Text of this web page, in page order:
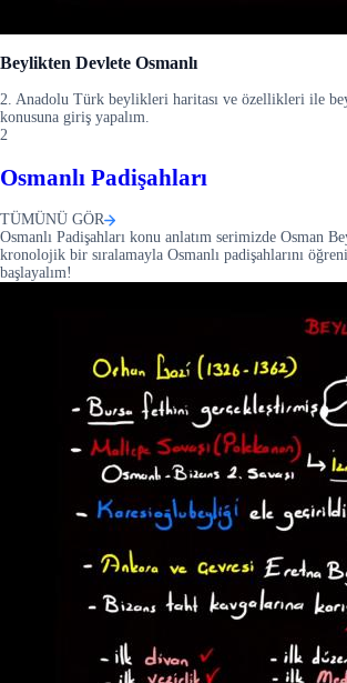
Beylikten Devlete Osmanlı
2. Anadolu Türk beylikleri haritası ve özellikleri ile
konusuna giriş yapalım.
2
Osmanlı Padişahları
TÜMÜNÜ GÖR
Osmanlı Padişahları konu anlatım serimizde Osman
kronolojik bir sıralamayla Osmanlı padişahlarını
başlayalım!